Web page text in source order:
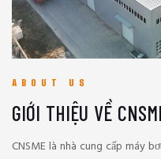
ABOUT US
GIỚI THIỆU VỀ
CNSME là nhà cung cấp máy